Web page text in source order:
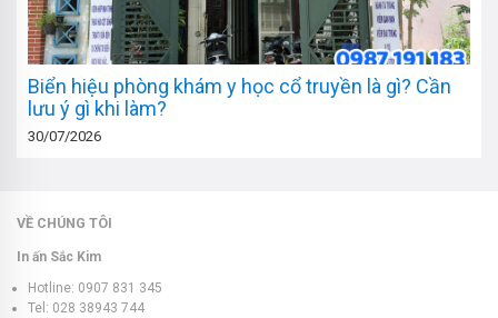
Biển hiệu phòng khám y học cổ truyền là gì? Cần
lưu ý gì khi làm?
30/07/2026
VỀ CHÚNG TÔI
In ấn Sắc Kim
Hotline: 0907 831 345
Tel: 028 38943 744